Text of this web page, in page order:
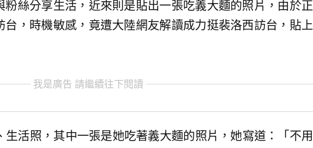
粉絲分享生活，近來則是貼出一張吃義大麵的照片，由於正
，時機敏感，竟遭大陸網友解讀成力挺裴洛西訪台，貼上
我是廣告 請繼續往下閱讀
生活照，其中一張是她吃著義大麵的照片，她寫道：「不用